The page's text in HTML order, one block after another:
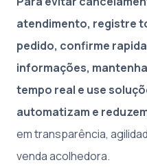
atendimento, registre
pedido, confirme
informações,
tempo real e use
automatizam e
em transparência,
venda acolhedora.